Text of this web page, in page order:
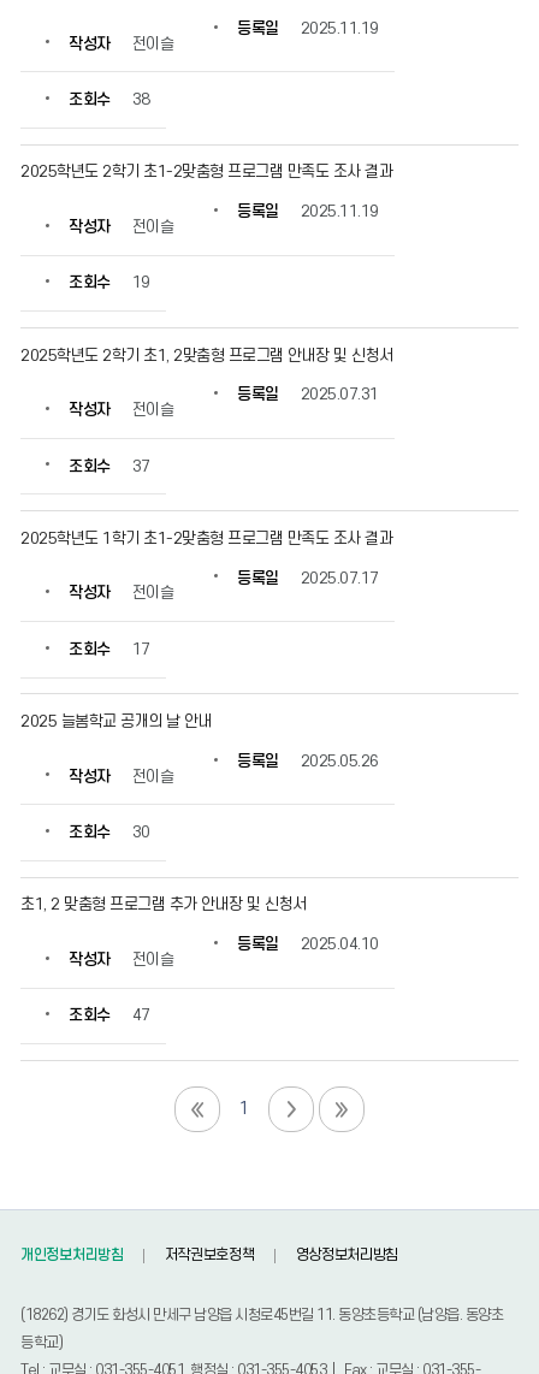
작성자 전이슬
등록일 2025.11.19
조회수 38
2025학년도 2학기 초1-2맞춤형 프로그램 만족도 조사 결과
작성자 전이슬
등록일 2025.11.19
조회수 19
2025학년도 2학기 초1, 2맞춤형 프로그램 안내장 및 신청서
작성자 전이슬
등록일 2025.07.31
조회수 37
2025학년도 1학기 초1-2맞춤형 프로그램 만족도 조사 결과
작성자 전이슬
등록일 2025.07.17
조회수 17
2025 늘봄학교 공개의 날 안내
작성자 전이슬
등록일 2025.05.26
조회수 30
초1, 2 맞춤형 프로그램 추가 안내장 및 신청서
작성자 전이슬
등록일 2025.04.10
조회수 47
1
개인정보처리방침 저작권보호정책 영상정보처리방침
(18262) 경기도 화성시 만세구 남양읍 시청로45번길 11. 동양초등학교 (남양읍. 동양초
등학교)
Tel : 교무실 : 031-355-4051, 행정실 : 031-355-4053 | Fax : 교무실 : 031-355-